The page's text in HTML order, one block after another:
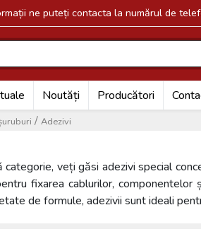
ne puteți contacta la numărul de
Noutăți Producători
Adezivi
/
categorie, veți găsi adezivi special
fixarea cablurilor,
de formule, adezivii sunt ideali